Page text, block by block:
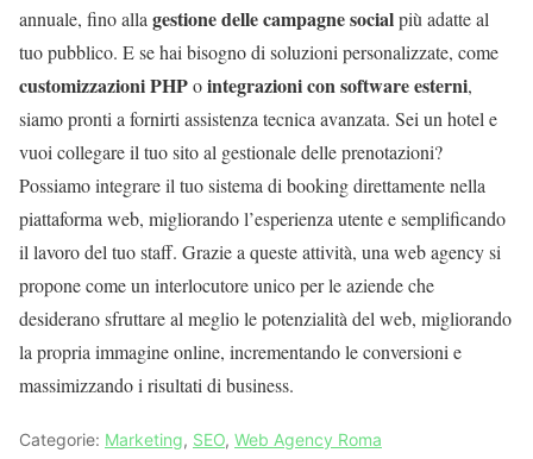
annuale, fino allagestione delle campagne socialpiù adatte al
tuo pubblico. E se hai bisogno di soluzioni personalizzate, come
customizzazioni PHPointegrazioni con software esterni,
siamo pronti a fornirti assistenza tecnica avanzata. Sei un hotel e
vuoi collegare il tuo sito al gestionale delle prenotazioni?
Possiamo integrare il tuo sistema di booking direttamente nella
piattaforma web, migliorando l’esperienza utente e semplificando
il lavoro del tuo staff. Grazie a queste attività, una web agency si
propone come un interlocutore unico per le aziende che
desiderano sfruttare al meglio le potenzialità del web, migliorando
la propria immagine online, incrementando le conversioni e
massimizzando i risultati di business.
Categorie: Marketing, SEO, Web Agency Roma